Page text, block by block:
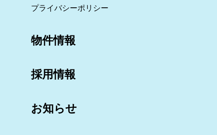
プライバシーポリシー
物件情報
採用情報
お知らせ